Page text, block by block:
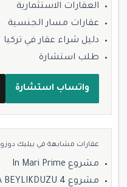
العقارات الاستثمارية
عقارات مسار الجنسية
دليل شراء عقار في تركيا
طلب استشارة
واتساب استشارة
عقارات مشابهة في بيليك دوزو
مشروع In Mari Prime
مشروع MAVERA VILLA BEYLIKDUZU 4